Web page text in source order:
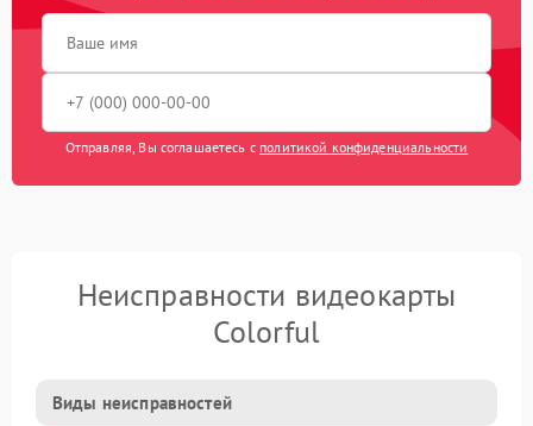
Отправляя, Вы соглашаетесь с политикой конфиденциальности
Неисправности видеокарты
Colorful
Виды неисправностей